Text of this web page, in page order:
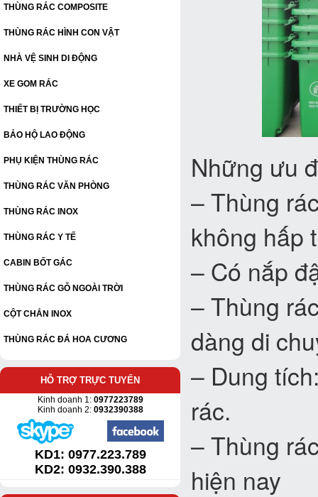
THÙNG RÁC COMPOSITE
THÙNG RÁC HÌNH CON VẬT
NHÀ VỆ SINH DI ĐỘNG
XE GOM RÁC
THIẾT BỊ TRƯỜNG HỌC
BẢO HỘ LAO ĐỘNG
PHỤ KIỆN THÙNG RÁC
THÙNG RÁC VĂN PHÒNG
THÙNG RÁC INOX
THÙNG RÁC Y TẾ
CABIN BỐT GÁC
THÙNG RÁC GỖ NGOÀI TRỜI
CỘT CHẮN INOX
THÙNG RÁC ĐÁ HOA CƯƠNG
HỖ TRỢ TRỰC TUYẾN
Kinh doanh 1:0977223789
Kinh doanh 2: 0932390388
KD1: 0977.223.789
KD2: 0932.390.388
Những ưu
– Thùng
không hấp
– Có nắp
– Thùng
dàng di
– Dung
rác.
– Thùng
hiện nay